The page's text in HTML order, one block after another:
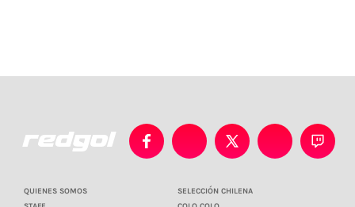
QUIENES SOMOS
SELECCIÓN CHILENA